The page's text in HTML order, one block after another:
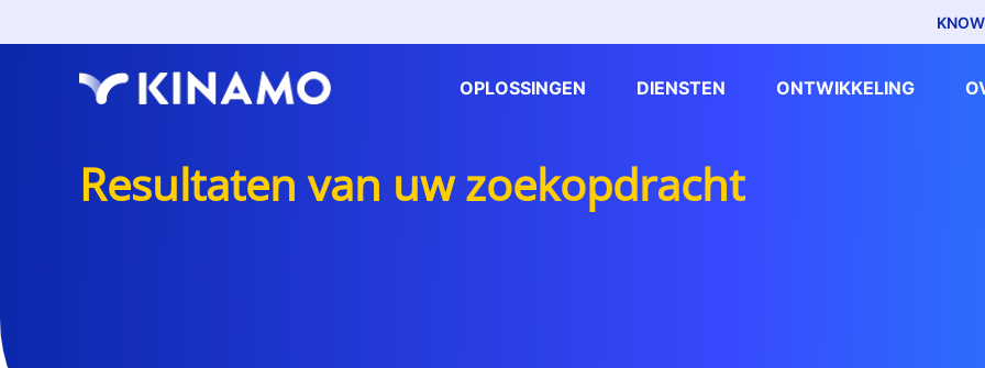
OPLOSSINGEN DIENSTEN ONTWIKKELING
Resultaten van uw zoekopdracht